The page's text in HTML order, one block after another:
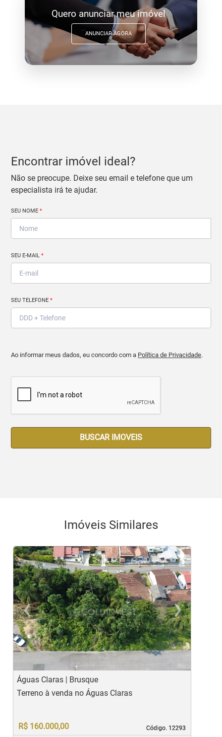
Quero anunciar meu imóvel
ANUNCIAR AGORA
Encontrar imóvel ideal?
Não se preocupe. Deixe seu email e telefone que um
especialista irá te ajudar.
SEU NOME*
SEU E-MAIL*
SEU TELEFONE*
Ao informar meus dados, eu concordo com a Política de Privacidade.
BUSCAR IMOVEIS
Imóveis Similares
‹
Previous
›
Águas Claras | Brusque
Código. 12293
Código. 12293
Terreno à venda no Águas Claras
R$ 160.000,00